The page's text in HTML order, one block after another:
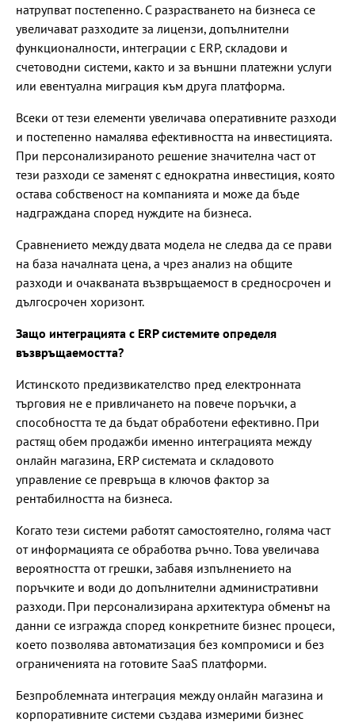
натрупват постепенно. С разрастването на бизнеса се
увеличават разходите за лицензи, допълнителни
функционалности, интеграции с ERP, складови и
счетоводни системи, както и за външни платежни услуги
или евентуална миграция към друга платформа.
Всеки от тези елементи увеличава оперативните разходи
и постепенно намалява ефективността на инвестицията.
При персонализираното решение значителна част от
тези разходи се заменят с еднократна инвестиция, която
остава собственост на компанията и може да бъде
надграждана според нуждите на бизнеса.
Сравнението между двата модела не следва да се прави
на база началната цена, а чрез анализ на общите
разходи и очакваната възвръщаемост в средносрочен и
дългосрочен хоризонт.
Защо интеграцията с ERP системите определя
възвръщаемостта?
Истинското предизвикателство пред електронната
търговия не е привличането на повече поръчки, а
способността те да бъдат обработени ефективно. При
растящ обем продажби именно интеграцията между
онлайн магазина, ERP системата и складовото
управление се превръща в ключов фактор за
рентабилността на бизнеса.
Когато тези системи работят самостоятелно, голяма част
от информацията се обработва ръчно. Това увеличава
вероятността от грешки, забавя изпълнението на
поръчките и води до допълнителни административни
разходи. При персонализирана архитектура обменът на
данни се изгражда според конкретните бизнес процеси,
което позволява автоматизация без компромиси и без
ограниченията на готовите SaaS платформи.
Безпроблемната интеграция между онлайн магазина и
корпоративните системи създава измерими бизнес